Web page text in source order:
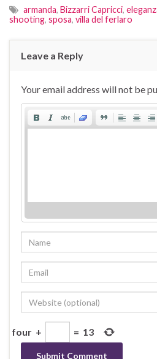
armanda, Bizzarri Capricci,
shooting, sposa, villa del ferlaro
Leave a Reply
Your email address will not be
four + = 13